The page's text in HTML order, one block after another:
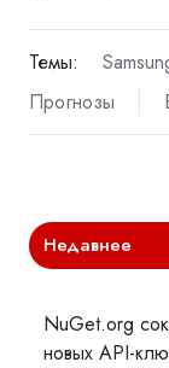
Темы:
Прогнозы
Недавнее
NuGet.org
новых API-